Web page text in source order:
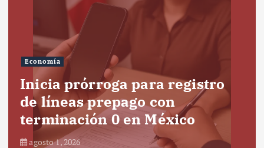
Economía
Inicia prórroga para registro
de líneas prepago con
terminación 0 en México
agosto 1, 2026